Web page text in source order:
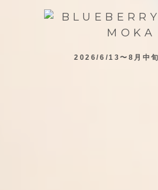
2026/6/13〜8月中